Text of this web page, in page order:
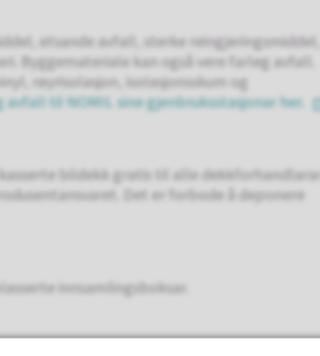
etsande avfall, sterke reingjeringsmiddel,
Byggemateriale kan også vere farleg avfall.
røyrisolasjon, isolasjonsskum og
til NOMIL sine gjenbruksstasjonar her.
bildekk gratis til alle dekkforhandlarar
Det er forbode å deponere
innsamlingsboksar.